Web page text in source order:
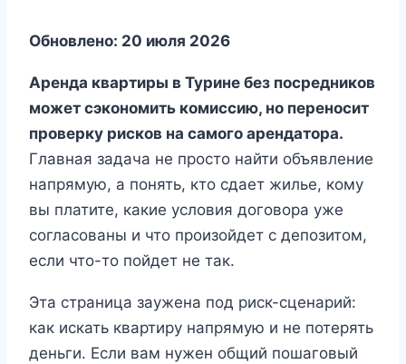
Обновлено: 20 июля 2026
Аренда квартиры в Турине без посредников
может сэкономить комиссию, но переносит
проверку рисков на самого арендатора.
Главная задача не просто найти объявление
напрямую, а понять, кто сдает жилье, кому
вы платите, какие условия договора уже
согласованы и что произойдет с депозитом,
если что-то пойдет не так.
Эта страница заужена под риск-сценарий:
как искать квартиру напрямую и не потерять
деньги. Если вам нужен общий пошаговый